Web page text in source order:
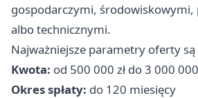
gospodarczymi, środowiskowymi,
albo technicznymi.
Najważniejsze parametry oferty
Kwota: od 500 000 zł do 3 000 000
Okres spłaty: do 120 miesięcy